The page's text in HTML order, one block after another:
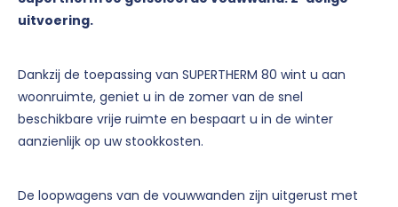
uitvoering.
Dankzij de toepassing van SUPERTHERM 80 wint u aan
woonruimte, geniet u in de zomer van de snel
beschikbare vrije ruimte en bespaart u in de winter
aanzienlijk op uw stookkosten.
De loopwagens van de vouwwanden zijn uitgerust met